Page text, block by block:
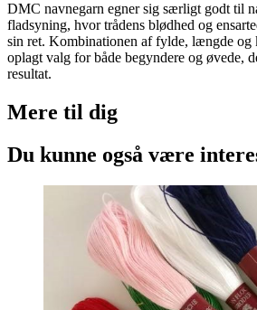
DMC navnegarn egner sig særligt godt til
fladsyning, hvor trådens blødhed og
sin ret. Kombinationen af fylde, længde og
oplagt valg for både begyndere og øvede,
resultat.
Mere til dig
Du kunne også være